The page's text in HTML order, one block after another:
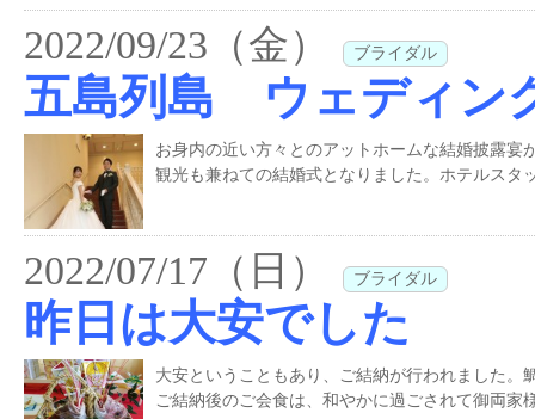
2022/09/23（金） ブライダル
五島列島 ウェディン
お身内の近い方々とのアットホームな結婚披露
観光も兼ねての結婚式となりました。ホテルスタ
2022/07/17（日） ブライダル
昨日は大安でした
大安ということもあり、ご結納が行われました
ご結納後のご会食は、和やかに過ごされて御両